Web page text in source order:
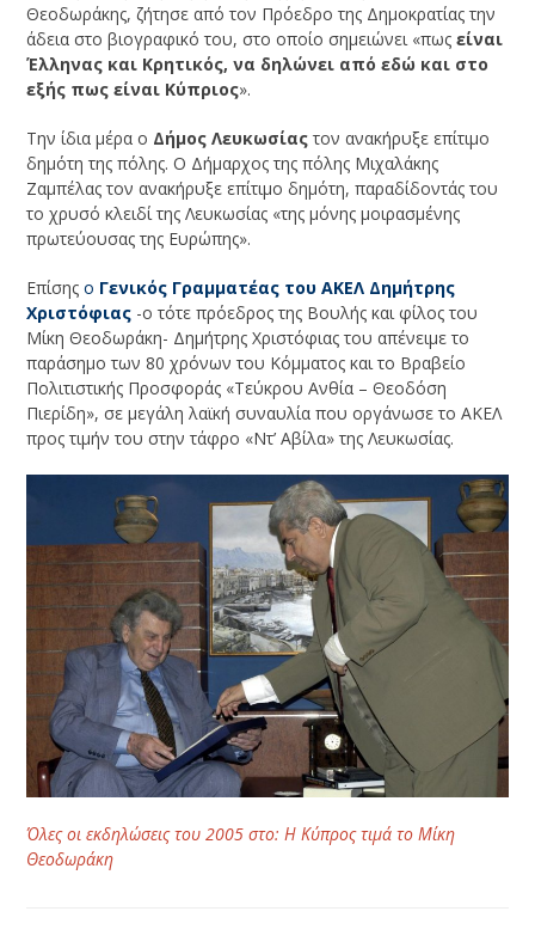
Θεοδωράκης, ζήτησε από τον Πρόεδρο της Δημοκρατίας την
άδεια στο βιογραφικό του, στο οποίο σημειώνει «πωςείναι
Έλληνας και Κρητικός, να δηλώνει από εδώ και στο
εξής πως είναι Κύπριος».
Την ίδια μέρα ο Δήμος Λευκωσίας τον ανακήρυξε επίτιμο
δημότη της πόλης. Ο Δήμαρχος της πόλης Μιχαλάκης
Ζαμπέλας τον ανακήρυξε επίτιμο δημότη, παραδίδοντάς του
το χρυσό κλειδί της Λευκωσίας «της μόνης μοιρασμένης
πρωτεύουσας της Ευρώπης».
Επίσηςο Γενικός Γραμματέας του ΑΚΕΛ Δημήτρης
Χριστόφιας -ο τότε πρόεδρος της Βουλής και φίλος του
Μίκη Θεοδωράκη- Δημήτρης Χριστόφιας του απένειμε το
παράσημο των 80 χρόνων του Κόμματος και το Βραβείο
Πολιτιστικής Προσφοράς «Τεύκρου Ανθία – Θεοδόση
Πιερίδη», σε μεγάλη λαϊκή συναυλία που οργάνωσε το ΑΚΕΛ
προς τιμήν του στην τάφρο «Ντ’ Αβίλα» της Λευκωσίας.
Όλες οι εκδηλώσεις του2005στο:Η Κύπρος τιμά το Μίκη
Θεοδωράκη